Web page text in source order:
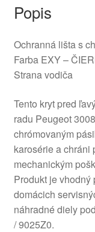
Popis
Ochranná lišta s
Farba EXY –
Strana vodiča
Tento kryt pred
radu Peugeot
chrómovaným
karosérie a chráni
mechanickým
Produkt je vhodný
domácich
náhradné diely
/ 9025Z0.